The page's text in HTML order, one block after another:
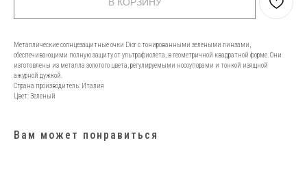
Металлические солнцезащитные очки Dior с тонированными зелеными линзами,
обеспечивающими полную защиту от ультрафиолета, в геометричной квадратной форме. Они
изготовлены из металла золотого цвета, регулируемыми носоупорами и тонкой изящной
ажурной дужкой.
Страна производитель: Италия
Цвет: Зеленый
Вам может понравиться